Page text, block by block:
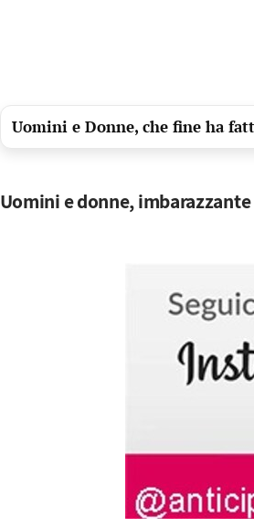
Uomini e Donne, che fine ha
Uomini e donne,